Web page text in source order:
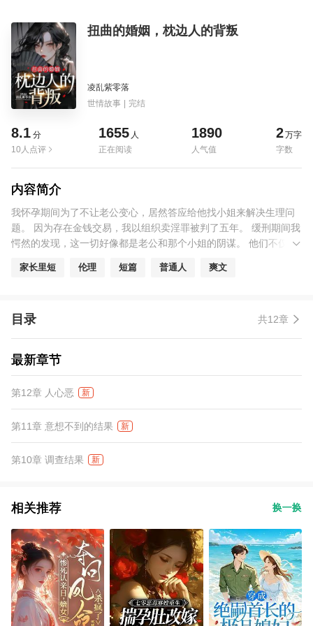
扭曲的婚姻，枕边人的背叛
凌乱紫零落
世情故事 | 完结
8.1 分
10人点评
1655 人
正在阅读
1890
人气值
2万字
字数
内容简介
我怀孕期间为了不让老公变心，居然答应给他找小姐来解决生理问
题。 因为存在金钱交易，我以组织卖淫罪被判了五年。 缓刑期间我
愕然的发现，这一切好像都是老公和那个小姐的阴谋。 他们不仅想
之后，更多的细节被披露出来，我才知道原来他们两个之间，还有
家长里短 伦理 短篇 普通人 爽文
目录 共12章
最新章节
第12章 人心恶 新
第11章 意想不到的结果 新
第10章 调查结果 新
相关推荐 换一换